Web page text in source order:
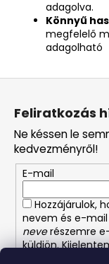
adagolva.
Könnyű
megfelelő
adagolható
L
Feliratkozás
Ne késsen le
kedvezményről!
E-mail
Hozzájárulok,
nevem és e-
neverészemre
küldjön.